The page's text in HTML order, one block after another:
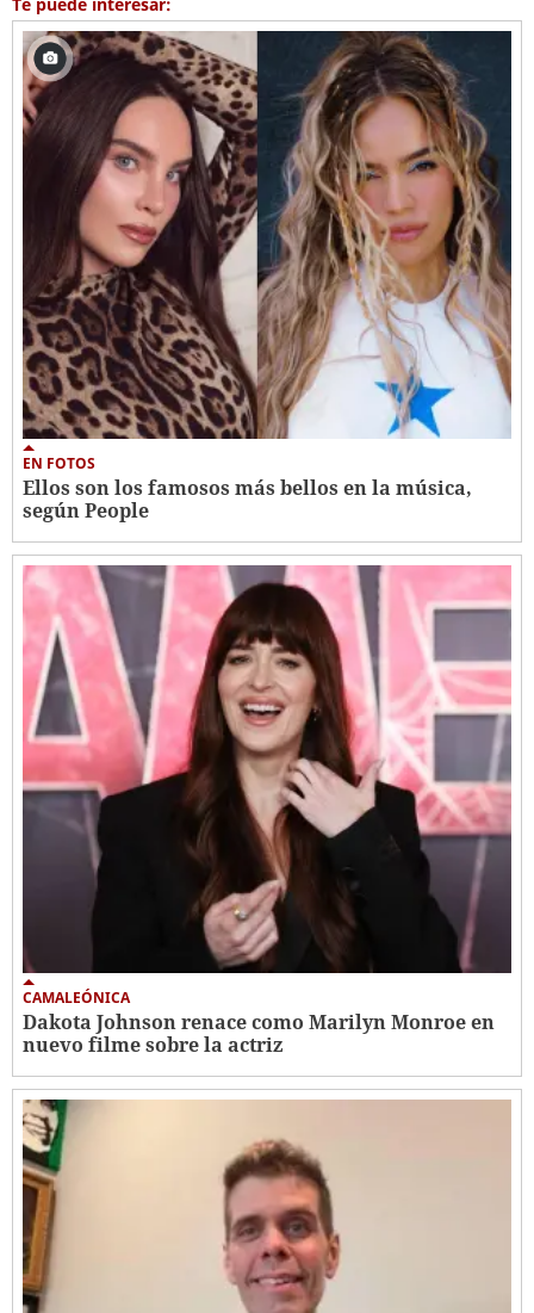
EN FOTOS
Ellos son los famosos más bellos en la música,
según People
CAMALEÓNICA
Dakota Johnson renace como Marilyn Monroe en
nuevo filme sobre la actriz